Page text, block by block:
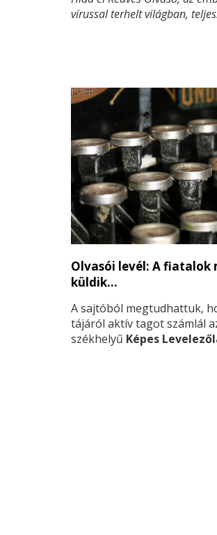
vírussal terhelt világban,
Olvasói levél: A fiatalok
küldik…
A sajtóból megtudhattuk,
tájáról aktív tagot számlál
székhelyű Képes